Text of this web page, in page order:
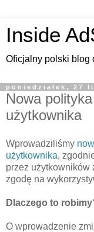
Inside
Oficjalny polski blog
poniedziałek, 27
Nowa
użytkownika
Wprowadziliśmy
użytkownika,
przez użytkowników
zgodę na
Dlaczego to
O wprowadzenie